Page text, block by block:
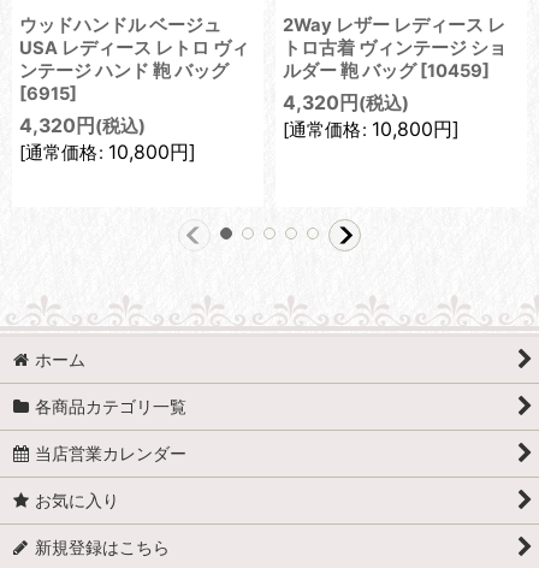
ウッドハンドル ベージュ
USA レディース レトロ ヴィ
ンテージ ハンド 鞄 バッグ
[6915]
4,320 円 (税込)
[通常価格: 10,800円]
2Way レザー レディース レ
トロ古着 ヴィンテージ ショ
ルダー 鞄 バッグ [10459]
4,320 円 (税込)
[通常価格: 10,800円]
ホーム
各商品カテゴリ一覧
当店営業カレンダー
お気に入り
新規登録はこちら